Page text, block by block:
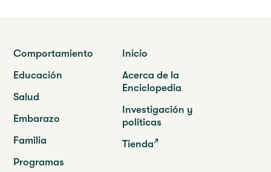
Comportamiento
Educación
Salud
Embarazo
Familia
Programas
Inicio
Acerca de la
Enciclopedia
Investigación y
políticas
Tienda